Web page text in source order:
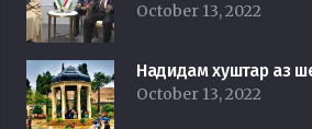
October 13, 2022
Надидам хуштар аз
October 13, 2022